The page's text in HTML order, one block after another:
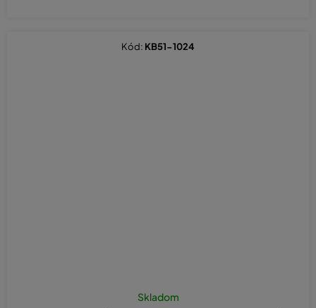
Skladom
Kód: KB51-1024